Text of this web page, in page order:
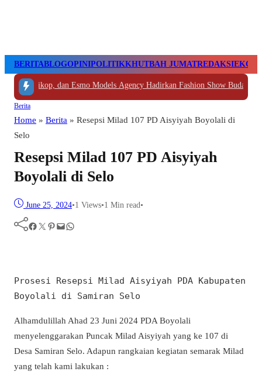
BERITABLOGOPINIPOLITIKKHUTBAH JUMATREDAKSI
Esmo Models Agency Hadirkan Fashion Show Budaya Nusantara|#3 -
Berita
Home » Berita » Resepsi Milad 107 PD Aisyiyah Boyolali di
Selo
Resepsi Milad 107 PD Aisyiyah
Boyolali di Selo
June 25, 2024•1 Views•1 Min read•
Facebook Twitter Pinterest Mail WhatsApp
Prosesi Resepsi Milad Aisyiyah PDA Kabupaten
Boyolali di Samiran Selo
Alhamdulillah Ahad 23 Juni 2024 PDA Boyolali
menyelenggarakan Puncak Milad Aisyiyah yang ke 107 di
Desa Samiran Selo. Adapun rangkaian kegiatan semarak Milad
yang telah kami lakukan :